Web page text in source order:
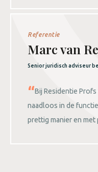
Referentie
Marc van
Senior juridisch adviseur
Bij Residentie
naadloos in de
prettig manier en